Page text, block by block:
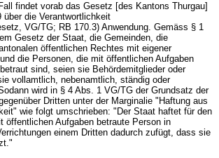
findet vorab das Gesetz [des Kantons Thurgau]
über die Verantwortlichkeit
VG/TG; RB 170.3) Anwendung. Gemäss § 1
Gesetz der Staat, die Gemeinden, die
öffentlichen Rechtes mit eigener
die Personen, die mit öffentlichen Aufgaben
sind, seien sie Behördemitglieder oder
vollamtlich, nebenamtlich, ständig oder
wird in § 4 Abs. 1 VG/TG der Grundsatz der
Dritten unter der Marginalie "Haftung aus
wie folgt umschrieben: "Der Staat haftet für den
öffentlichen Aufgaben betraute Person in
einem Dritten dadurch zufügt, dass sie